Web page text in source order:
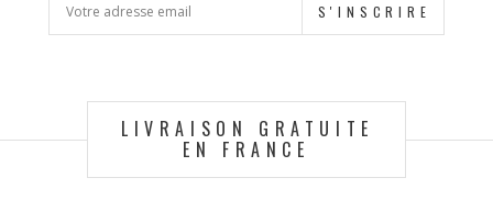
S'INSCRIRE
LIVRAISON GRATUITE
EN FRANCE